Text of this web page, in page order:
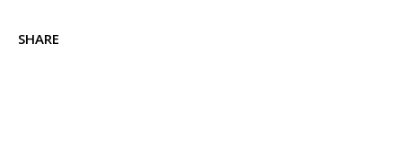
SHARE